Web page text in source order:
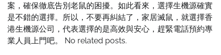
案，確保徹底告別老鼠的困擾。如此看來，選擇生機源確實
是不錯的選擇。所以，不要再糾結了，家居滅鼠，就選擇香
港生機源公司，代表選擇的是高效與安心，趕緊電話預約專
業人員上門吧。 No related posts.